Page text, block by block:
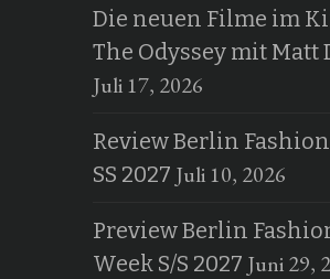
Die neuen Filme im
The Odyssey mit Matt
Juli 17, 2026
Review Berlin
SS 2027 Juli 10, 2026
Preview Berlin
Week S/S 2027 Juni 29,